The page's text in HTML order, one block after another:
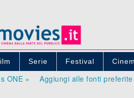
Serie Festival
ONE » Aggiungi alle fonti